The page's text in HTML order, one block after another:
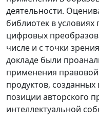
деятельности.
библиотек в
цифровых
числе и с точки
докладе были
применения
продуктов,
позиции авторского
интеллектуальной